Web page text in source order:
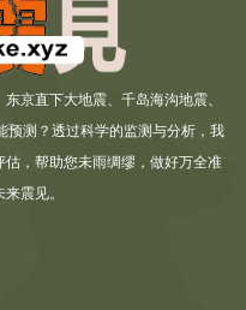
京直下大地震、千岛海沟地震、
预测？透过科学的监测与分析，我
，帮助您未雨绸缪，做好万全准
震见。